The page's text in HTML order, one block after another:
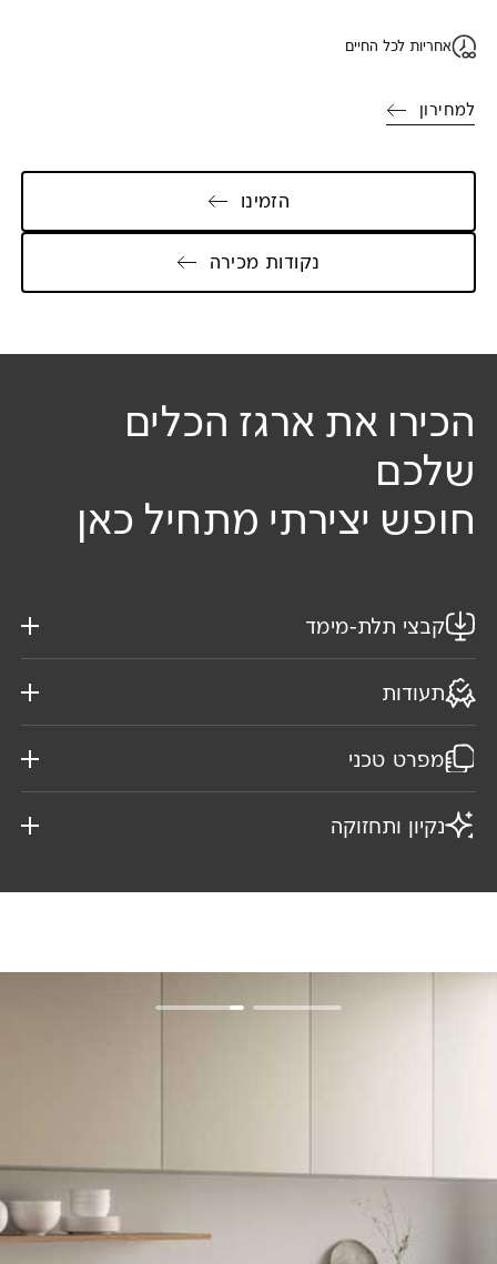
אחריות לכל החיים
למחירון
הזמינו
נקודות מכירה
הכירו את ארגז הכלים
שלכם
חופש יצירתי מתחיל כאן
קבצי תלת-מימד
תעודות
מפרט טכני
נקיון ותחזוקה